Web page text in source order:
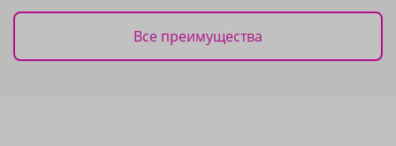
Все преимущества